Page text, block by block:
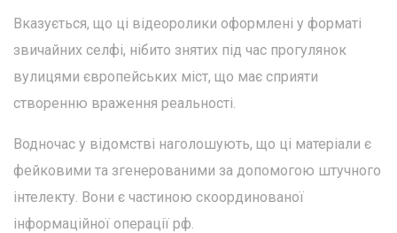
Вказується, що ці відеоролики оформлені у форматі
звичайних селфі, нібито знятих під час прогулянок
вулицями європейських міст, що має сприяти
створенню враження реальності.
Водночас у відомстві наголошують, що ці матеріали є
фейковими та згенерованими за допомогою штучного
інтелекту. Вони є частиною скоординованої
інформаційної операції рф.